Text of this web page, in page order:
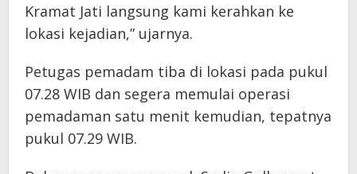
Kramat Jati langsung kami kerahkan ke
lokasi kejadian,” ujarnya.
Petugas pemadam tiba di lokasi pada pukul
07.28 WIB dan segera memulai operasi
pemadaman satu menit kemudian, tepatnya
pukul 07.29 WIB.